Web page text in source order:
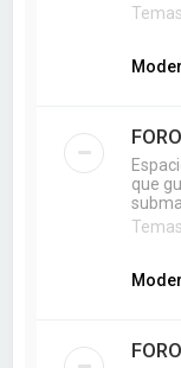
que